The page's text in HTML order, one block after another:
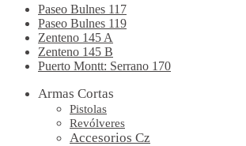
Paseo Bulnes 117
Paseo Bulnes 119
Zenteno 145 A
Zenteno 145 B
Puerto Montt: Serrano 170
Armas Cortas
Pistolas
Revólveres
Accesorios Cz